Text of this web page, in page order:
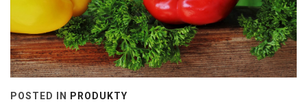
POSTED IN PRODUKTY